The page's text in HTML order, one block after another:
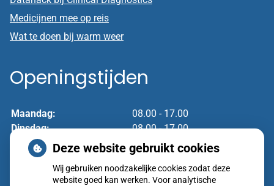
Medicijnen mee op reis
Wat te doen bij warm weer
Openingstijden
Maandag:
08.00 - 17.00
Dinsdag:
08.00 - 17.00
Woensdag:
08.00 - 17.00
Donderdag:
08.00 - 17.00
08.00 - 17.00
Deze website gebruikt cookies
Wij gebruiken noodzakelijke cookies zodat deze
website goed kan werken. Voor analytische